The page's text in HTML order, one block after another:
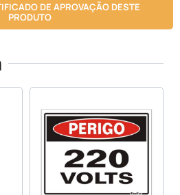
DE APROVAÇÃO DESTE
PRODUTO